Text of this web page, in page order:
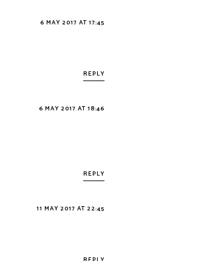
6 MAY 2017 AT 17:45
REPLY
6 MAY 2017 AT 18:46
REPLY
11 MAY 2017 AT 22:45